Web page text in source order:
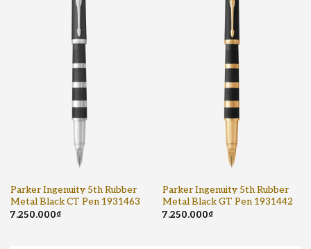
Parker Ingenuity 5th Rubber
Metal Black CT Pen 1931463
7.250.000₫
Parker Ingenuity 5th Rubber
Metal Black GT Pen 1931442
7.250.000₫